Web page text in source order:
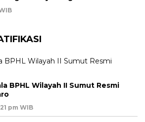
BPHL Wilayah II Sumut Resmi
pm WIB